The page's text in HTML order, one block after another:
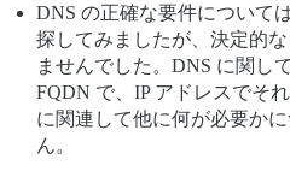
DNS の正確な要件について
探してみましたが、決定的
ませんでした。DNS に関し
FQDN で、IP アドレスでそ
に関連して他に何が必要か
ん。